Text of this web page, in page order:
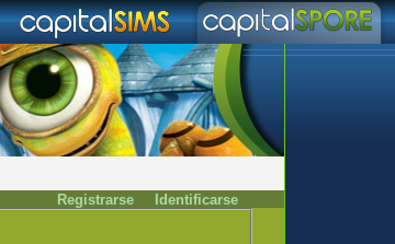
Registrarse Identificarse